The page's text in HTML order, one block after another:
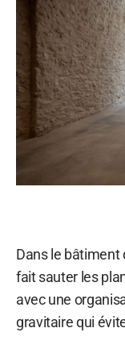
Dans le bâtiment
fait sauter les
avec une
gravitaire qui